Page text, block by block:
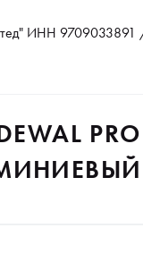
ИНН 9709033891